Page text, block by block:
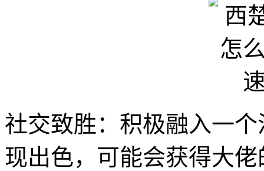
社交致胜：积极融入一
现出色，可能会获得大